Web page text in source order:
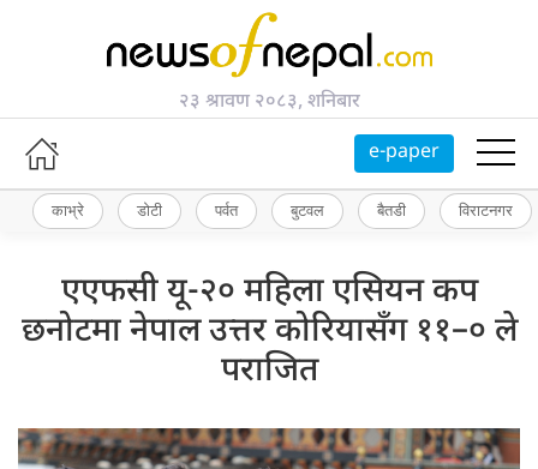
२३ श्रावण २०८३, शनिबार
e-paper
काभ्रे डोटी पर्वत बुटवल बैतडी विराटनगर
एएफसी यू-२० महिला एसियन कप
छनोटमा नेपाल उत्तर कोरियासँग ११–० ले
पराजित